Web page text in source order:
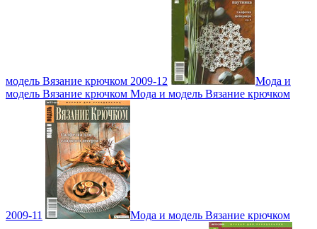
модель Вязание крючком 2009-12
Мода и
модель Вязание крючком Мода и модель Вязание крючком
2009-11 Мода и модель Вязание крючком